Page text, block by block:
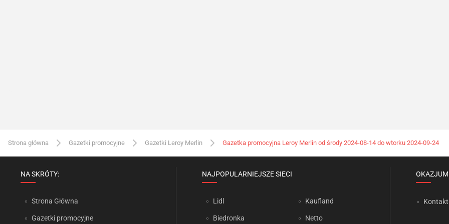
Strona główna Gazetki promocyjne Gazetki Leroy Merlin Gazetka promocyjna Leroy Merlin od środy 2024-08-14 do wtorku 2024-09-24
NA SKRÓTY:
Strona Główna
Gazetki promocyjne
NAJPOPULARNIEJSZE SIECI
Lidl
Biedronka
Kaufland
Netto
Kontakt